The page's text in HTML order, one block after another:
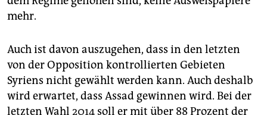
mehr.
Auch ist davon auszugehen, dass in den letzten
von der Opposition kontrollierten Gebieten
Syriens nicht gewählt werden kann. Auch deshalb
wird erwartet, dass Assad gewinnen wird. Bei der
letzten Wahl 2014 soll er mit über 88 Prozent der